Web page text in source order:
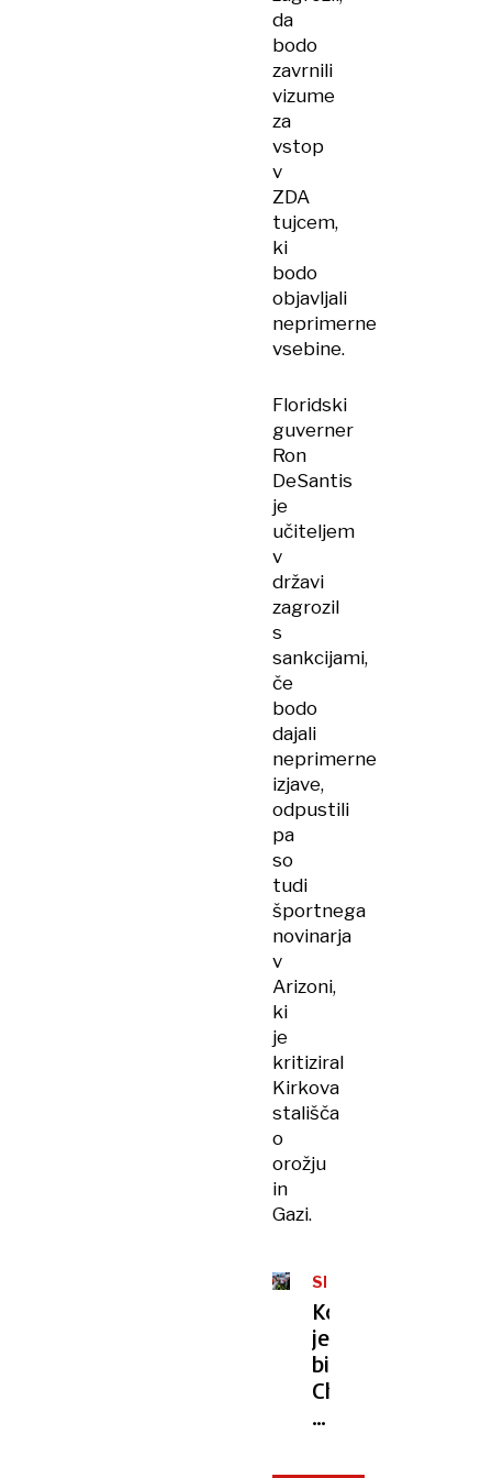
da
bodo
zavrnili
vizume
za
vstop
v
ZDA
tujcem,
ki
bodo
objavljali
neprimerne
vsebine.
Floridski
guverner
Ron
DeSantis
je
učiteljem
v
državi
zagrozil
s
sankcijami,
če
bodo
dajali
neprimerne
izjave,
odpustili
pa
so
tudi
športnega
novinarja
v
Arizoni,
ki
je
kritiziral
Kirkova
stališča
o
orožju
in
Gazi.
SMRT
NA
ODRU
Kdo
je
bil
Charlie
Kirk,
ameriške